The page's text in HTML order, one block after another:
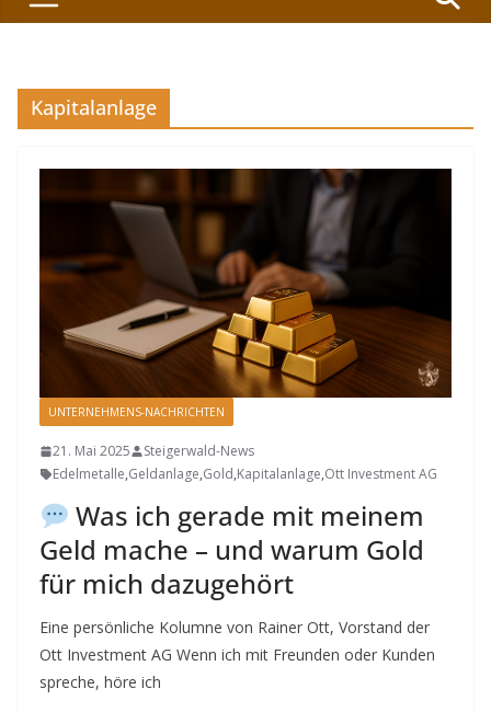
Kapitalanlage
UNTERNEHMENS-NACHRICHTEN
21. Mai 2025
Steigerwald-News
Edelmetalle,Geldanlage,Gold,Kapitalanlage,Ott Investment AG
Was ich gerade mit meinem
Geld mache – und warum Gold
für mich dazugehört
Eine persönliche Kolumne von Rainer Ott, Vorstand der
Ott Investment AG Wenn ich mit Freunden oder Kunden
spreche, höre ich